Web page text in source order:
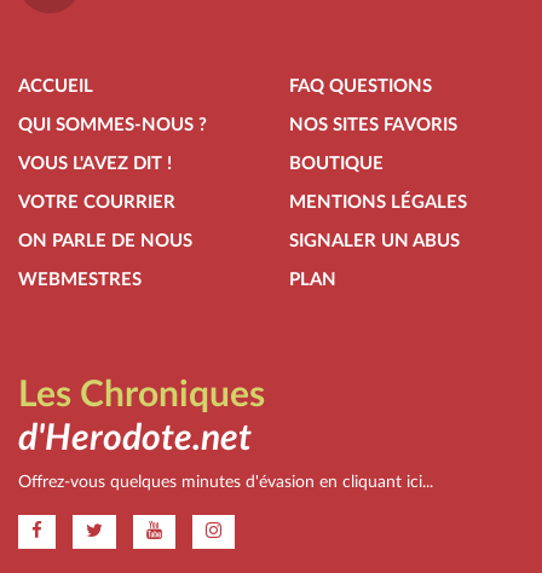
ACCUEIL
QUI SOMMES-NOUS ?
VOUS L'AVEZ DIT !
VOTRE COURRIER
ON PARLE DE NOUS
WEBMESTRES
FAQ QUESTIONS
NOS SITES FAVORIS
BOUTIQUE
MENTIONS LÉGALES
SIGNALER UN ABUS
PLAN
Les Chroniques
d'Herodote.net
Offrez-vous quelques minutes d'évasion en cliquant ici...